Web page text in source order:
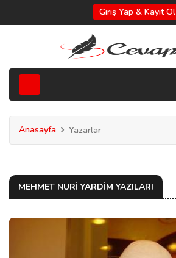
Giriş Yap & Kayıt Ol
Anasayfa Yazarlar
MEHMET NURI YARDIM YAZILARI